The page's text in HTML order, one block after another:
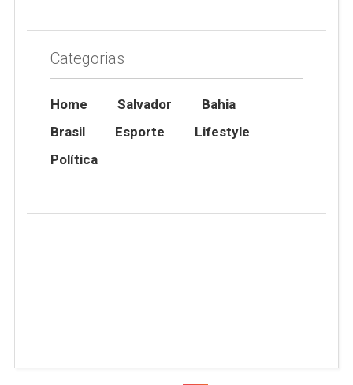
Categorias
Home Salvador
Bahia
Brasil
Esporte
Lifestyle
Política